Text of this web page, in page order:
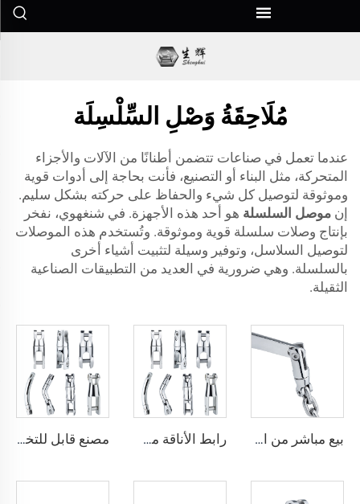
مُلَاحِقَةُ وَصْلِ السِّلْسِلَة
عندما تعمل في صناعات تتضمن أطنانًا من الآلات والأجزاء
المتحركة، مثل البناء أو التصنيع، فأنت بحاجة إلى أدوات قوية
وموثوقة لتوصيل كل شيء والحفاظ على حركته بشكل سليم.
إن موصل السلسلة هو أحد هذه الأجهزة. في شنغهوي، نفخر
بإنتاج وصلات سلسلة قوية وموثوقة. وتُستخدم هذه الموصلات
لتوصيل السلاسل، وتوفير وسيلة لتثبيت أشياء أخرى
بالسلسلة. وهي ضرورية في العديد من التطبيقات الصناعية
الثقيلة.
بيع مباشر من المصنع سلسلة مزدوجة محورية من الفولاذ المقاوم للصدأ 316 لربط الأناقة معدات بحرية ومكونات قوارب للسفن / اليخوت رابط الأناقة من SHENGHUI، سلسلة رابط الأناقة المحوري المزدوج من الفولاذ المقاوم للصدأ 316 لمكونات معدات بحرية للقوارب مصنع قابل للتخصيص رابط سلسلة الأناقة المحوري من الفولاذ المقاوم للصدأ 316 لمعدات بحرية وملحقات للقوارب